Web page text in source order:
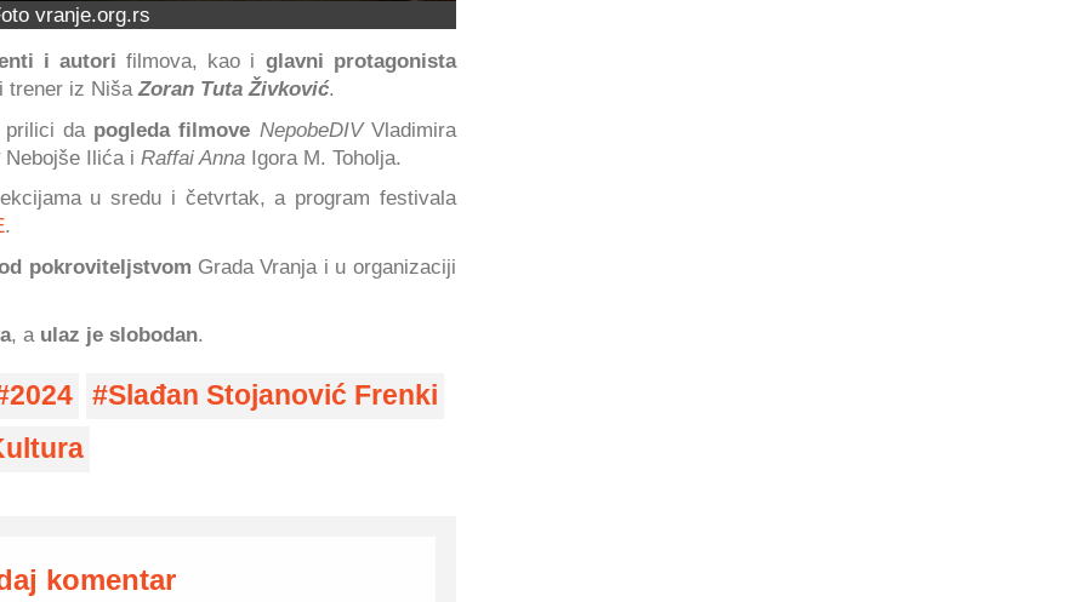
vranje.org.rs
i autori filmova, kao i glavni protagonista
trener iz Niša Zoran Tuta Živković.
prilici da pogleda filmove NepobeDIVVladimira
Nebojše Ilića i Raffai Anna Igora M. Toholja.
u sredu i četvrtak, a program festivala
.
pokroviteljstvom Grada Vranja i u organizaciji
, a ulaz je slobodan.
2024
Slađan Stojanović Frenki
komentar